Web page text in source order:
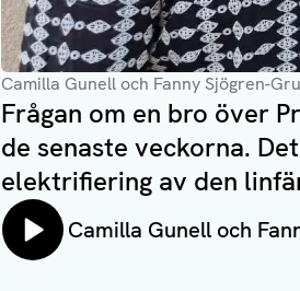
Camilla Gunell och Fanny Sjögren-
Frågan om en bro över
de senaste veckorna.
elektrifiering av den
Lyssna på:
Camilla Gunell och